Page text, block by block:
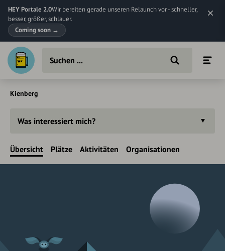
HEY Portale 2.0Wir bereiten gerade unseren Relaunch vor - schneller,
besser, größer, schlauer.
Coming soon →
Kienberg
Was interessiert mich?
Übersicht Plätze Aktivitäten Organisationen